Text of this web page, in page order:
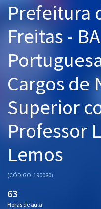
Cursos 20% OFF
Pós
Graduação
OAB
Questões grátis
Prefeitura
Freitas -
Cargos de
Superior
Professor
Lemos
(CÓDIGO: 190080)
63
Horas de aula